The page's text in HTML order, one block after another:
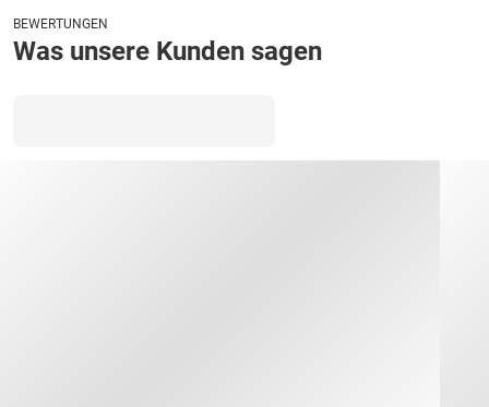
BEWERTUNGEN
Was unsere Kunden sagen